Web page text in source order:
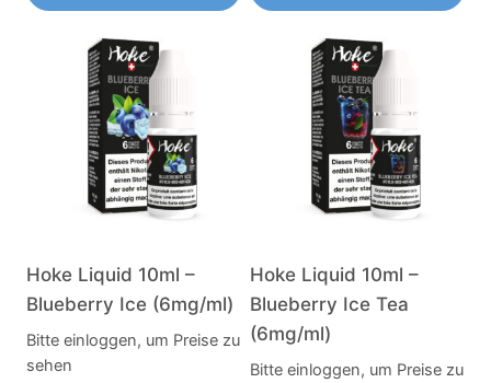
Hoke Liquid 10ml –
Blueberry Ice (6mg/ml)
Bitte einloggen, um Preise zu
sehen
Hoke Liquid 10ml –
Blueberry Ice Tea
(6mg/ml)
Bitte einloggen, um Preise zu